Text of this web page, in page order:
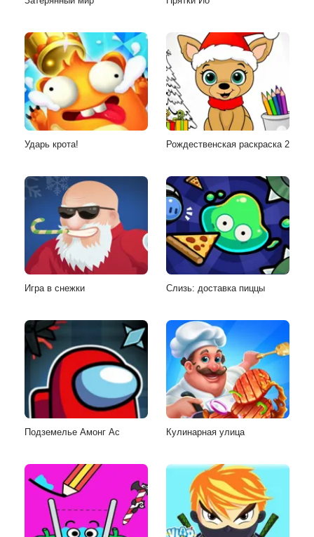
Ударь крота! Рождественская раскраска 2
Игра в снежки Слизь: доставка пиццы
Подземелье Амонг Ас Кулинарная улица